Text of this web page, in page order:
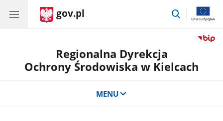
gov.pl
przejdź
Regionalna Dyrekcja
Ochrony Środowiska w Kielcach
MENU